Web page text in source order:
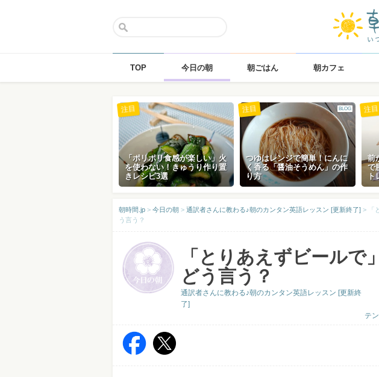
TOP 今日の朝 朝ごはん 朝カフェ
「ポリポリ食感が楽しい」火
を使わない！きゅうり作り置
きレシピ3選
注目 BLOG
つゆはレンジで簡単！にんに
く香る「醤油そうめん」の作
り方
注目
前
で
ト
注目
朝時間.jp > 今日の朝 > 通訳者さんに教わる♪朝のカンタン英語レッスン [更新終了] >
う言う？
「とりあえずビールで
どう言う？
テ
通訳者さんに教わる♪朝のカンタン英語レッスン [更新終
了]